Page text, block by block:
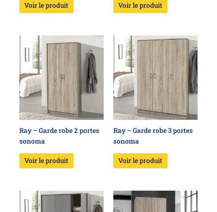
Voir le produit Voir le produit
Ray – Garde robe 2 portes
sonoma
Voir le produit
Ray – Garde robe 3 portes
sonoma
Voir le produit